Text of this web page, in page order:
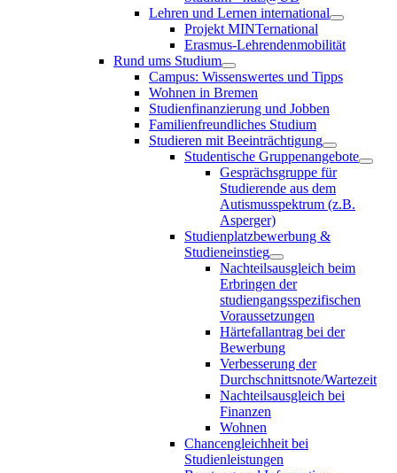
Lehren und Lernen international
Projekt MINTernational
Erasmus-Lehrendenmobilität
Rund ums Studium
Campus: Wissenswertes und Tipps
Wohnen in Bremen
Studienfinanzierung und Jobben
Familienfreundliches Studium
Studieren mit Beeinträchtigung
Studentische Gruppenangebote
Gesprächsgruppe für
Studierende aus dem
Autismusspektrum (z.B.
Asperger)
Studienplatzbewerbung &
Studieneinstieg
Nachteilsausgleich beim
Erbringen der
studiengangsspezifischen
Voraussetzungen
Härtefallantrag bei der
Bewerbung
Verbesserung der
Durchschnittsnote/Wartezeit
Nachteilsausgleich bei
Finanzen
Wohnen
Chancengleichheit bei
Studienleistungen